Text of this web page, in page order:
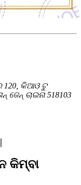
କିଆଓ ଟୁ
ଚାଇନା 518103
କିମ୍ବା